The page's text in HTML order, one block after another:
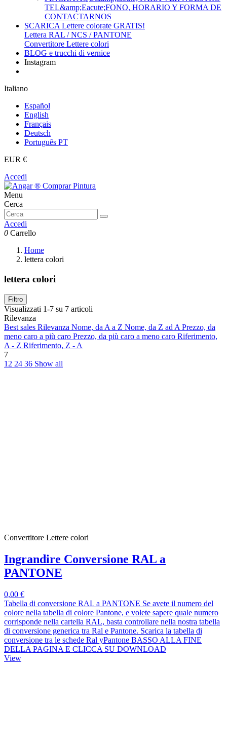
TEL&amp;Eacute;FONO, HORARIO Y FORMA DE
CONTACTARNOS
SCARICA Lettere colorate GRATIS!
Lettera RAL / NCS / PANTONE
Convertitore Lettere colori
BLOG e trucchi di vernice
Instagram
Italiano
Español
English
Français
Deutsch
Português PT
EUR €
Accedi
Menu
Cerca
Accedi
0 Carrello
Home
lettera colori
lettera colori
Filtro
Visualizzati 1-7 su 7 articoli
Rilevanza
Best sales Rilevanza Nome, da A a Z Nome, da Z ad APrezzo, da
meno caro a più caro Prezzo, da più caro a meno caro Riferimento,
A - Z Riferimento, Z - A
7
12 24 36 Show all
Convertitore Lettere colori
Ingrandire Conversione RAL a
PANTONE
0,00 €
Tabella di conversione RAL a PANTONE Se avete il numero del
colore nella tabella di colore Pantone, e volete sapere quale numero
corrisponde nella cartella RAL, basta controllare nella nostra tabella
di conversione generica tra Ral e Pantone. Scarica la tabella di
conversione tra le schede Ral yPantone BASSO ALLA FINE
DELLA PAGINA E CLICCA SU DOWNLOAD
View